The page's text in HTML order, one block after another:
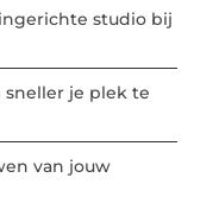
studio bij
je plek te
van jouw